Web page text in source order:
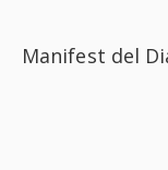
Manifest del